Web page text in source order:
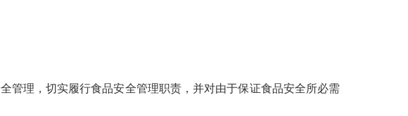
理，切实履行食品安全管理职责，并对由于保证食品安全所必需